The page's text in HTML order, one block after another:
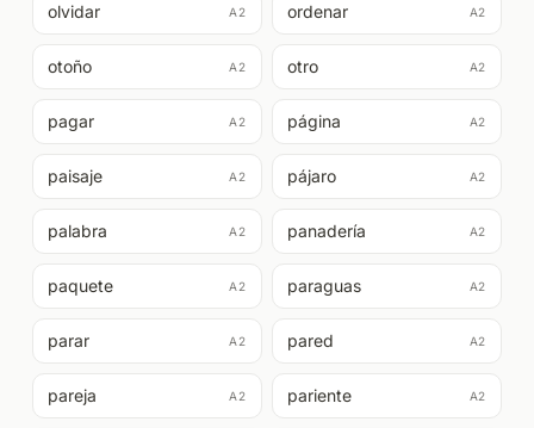
olvidar A2 ordenar A2
otoño A2 otro A2
pagar A2 página A2
paisaje A2 pájaro A2
palabra A2 panadería A2
paquete A2 paraguas A2
parar A2 pared A2
pareja A2 pariente A2